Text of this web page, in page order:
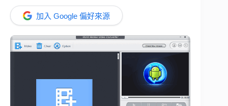
加入 Google 偏好來源